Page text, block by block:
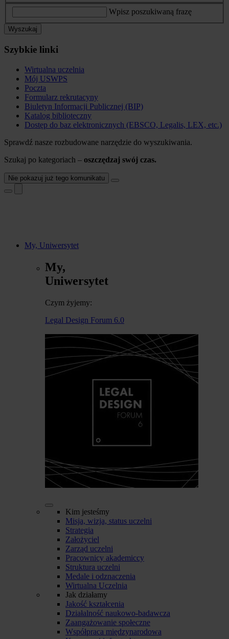
Wpisz poszukiwaną frazę
Wyszukaj
Szybkie linki
Wirtualna uczelnia
Mój USWPS
Poczta
Formularz rekrutacyny
Biuletyn Informacji Publicznej (BIP)
Katalog biblioteczny
Dostęp do baz elektronicznych (EBSCO, Legalis, LEX, etc.)
Sprawdź nasze rozbudowane narzędzie do wyszukiwania.
Szukaj po kategoriach – oszczędzaj swój czas.
Nie pokazuj już tego komunikatu
My, Uniwersytet
My,
Uniwersytet
Czym żyjemy:
Legal Design Forum 6.0
Kim jesteśmy
Misja, wizja, status uczelni
Strategia
Założyciel
Zarząd uczelni
Pracownicy akademiccy
Struktura uczelni
Medale i odznaczenia
Wirtualna Uczelnia
Jak działamy
Jakość kształcenia
Działalność naukowo-badawcza
Zaangażowanie społeczne
Współpraca międzynarodowa